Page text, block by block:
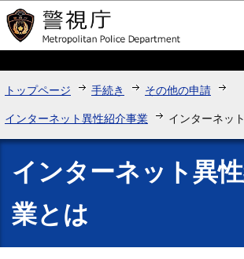
このページの本文へ移動
トップページ 手続き その他の申請
インターネット異性紹介事業 インターネッ
インターネット異
業とは